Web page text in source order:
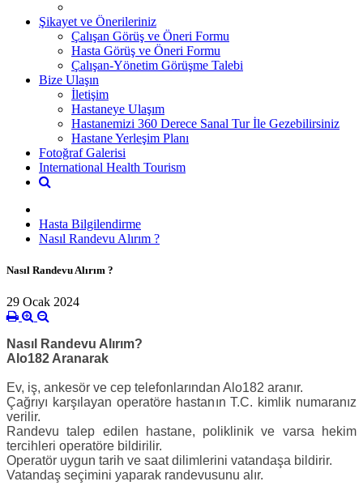
Şikayet ve Önerileriniz
Çalışan Görüş ve Öneri Formu
Hasta Görüş ve Öneri Formu
Çalışan-Yönetim Görüşme Talebi
Bize Ulaşın
İletişim
Hastaneye Ulaşım
Hastanemizi 360 Derece Sanal Tur İle Gezebilirsiniz
Hastane Yerleşim Planı
Fotoğraf Galerisi
International Health Tourism
Hasta Bilgilendirme
Nasıl Randevu Alırım ?
Nasıl Randevu Alırım ?
29 Ocak 2024
Nasıl Randevu Alırım?
Alo182 Aranarak
Ev, iş, ankesör ve cep telefonlarından Alo182 aranır.
Çağrıyı karşılayan operatöre hastanın T.C. kimlik numaranız
verilir.
Randevu talep edilen hastane, poliklinik ve varsa hekim
tercihleri operatöre bildirilir.
Operatör uygun tarih ve saat dilimlerini vatandaşa bildirir.
Vatandaş seçimini yaparak randevusunu alır.